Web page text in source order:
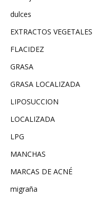
dulces
EXTRACTOS VEGETALES
FLACIDEZ
GRASA
GRASA LOCALIZADA
LIPOSUCCION
LOCALIZADA
LPG
MANCHAS
MARCAS DE ACNÉ
migraña